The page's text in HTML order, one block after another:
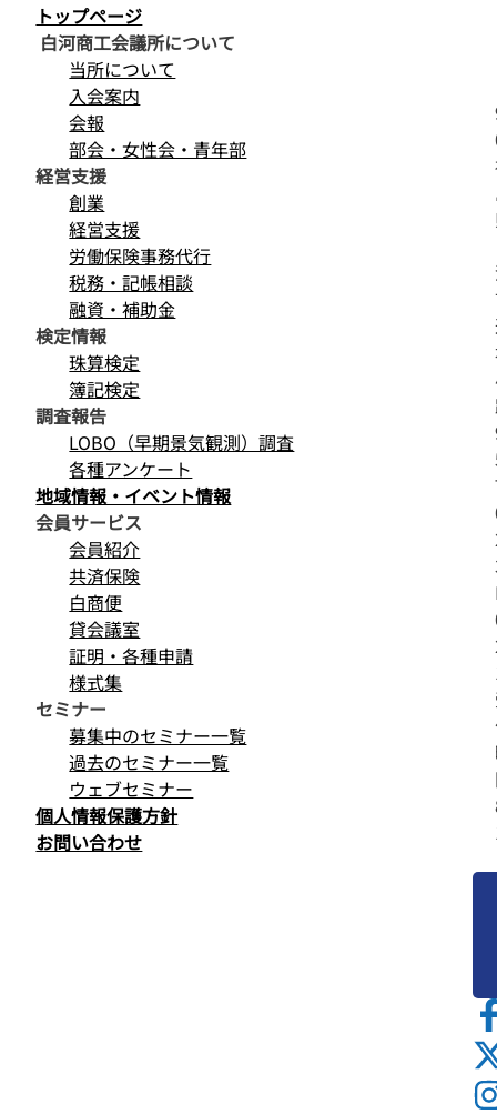
トップページ
白河商工会議所について
当所について
入会案内
会報
部会・女性会・青年部
経営支援
創業
経営支援
労働保険事務代行
税務・記帳相談
融資・補助金
検定情報
珠算検定
簿記検定
調査報告
LOBO（早期景気観測）調査
各種アンケート
地域情報・イベント情報
会員サービス
会員紹介
共済保険
白商便
貸会議室
証明・各種申請
様式集
セミナー
募集中のセミナー一覧
過去のセミナー一覧
ウェブセミナー
個人情報保護方針
お問い合わせ